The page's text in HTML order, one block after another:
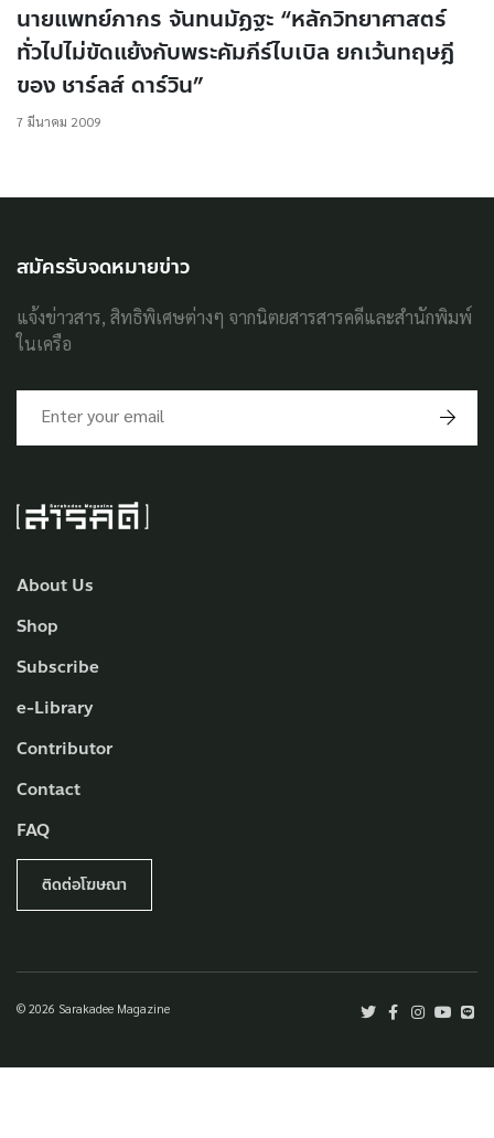
นายแพทย์ภากร จันทนมัฏฐะ “หลักวิทยาศาสตร์
ทั่วไปไม่ขัดแย้งกับพระคัมภีร์ไบเบิล ยกเว้นทฤษฎี
ของ ชาร์ลส์ ดาร์วิน”
7 มีนาคม 2009
About Us
Shop
Subscribe
e-Library
Contributor
Contact
FAQ
ติดต่อโฆษณา
© 2026 Sarakadee Magazine
สมัครรับจดหมายข่าว
แจ้งข่าวสาร, สิทธิพิเศษต่างๆ จากนิตยสารสารคดีและสำนักพิมพ์
ในเครือ